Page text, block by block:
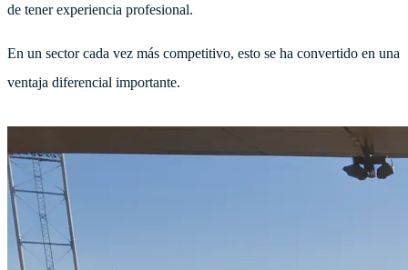
de tener experiencia profesional.
En un sector cada vez más competitivo, esto se ha convertido en una
ventaja diferencial importante.